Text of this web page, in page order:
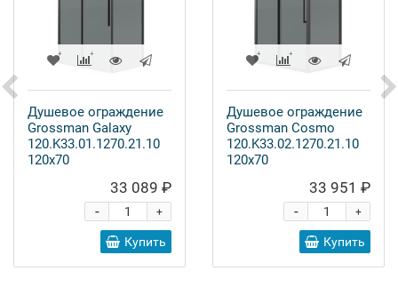
Душевое ограждение
Grossman Galaxy
120.K33.01.1270.21.10
120x70
33 089 ₽
+
-
Купить
Душевое ограждение
Grossman Cosmo
120.K33.02.1270.21.10
120x70
33 951 ₽
+
-
Купить